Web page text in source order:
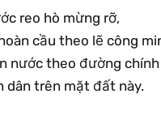
reo hò mừng rỡ,
cầu theo lẽ công
nước theo đường
dân trên mặt đất này.